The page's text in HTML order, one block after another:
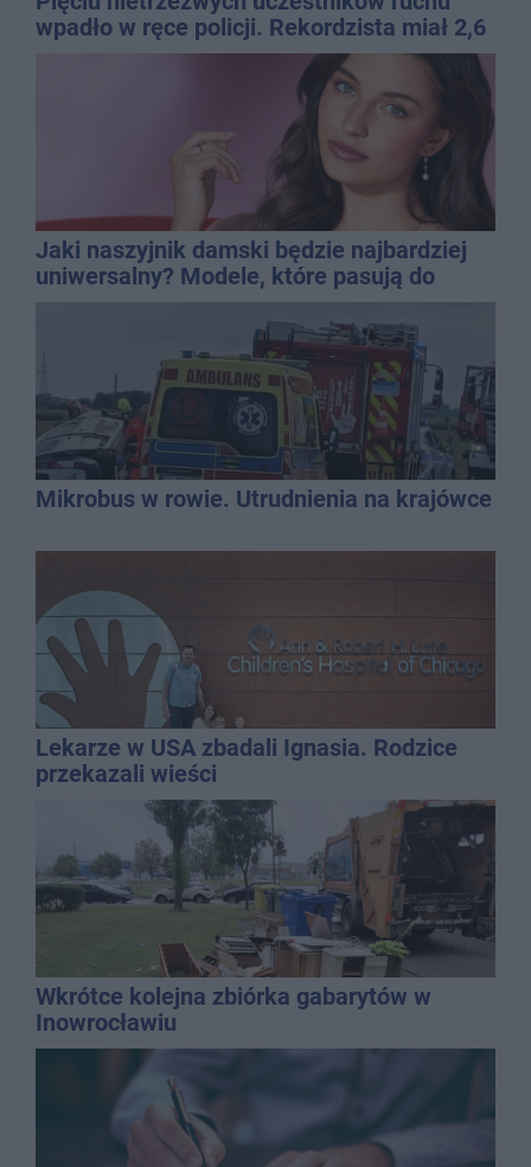
wpadło w ręce policji. Rekordzista miał 2,6
Jaki naszyjnik damski będzie najbardziej
uniwersalny? Modele, które pasują do
wielu stylizacji
Mikrobus w rowie. Utrudnienia na krajówce
Lekarze w USA zbadali Ignasia. Rodzice
przekazali wieści
Wkrótce kolejna zbiórka gabarytów w
Inowrocławiu